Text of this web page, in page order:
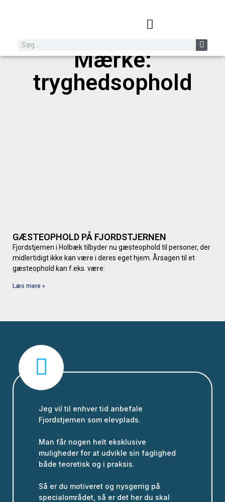
Mærke:
tryghedsophold
GÆSTEOPHOLD PÅ FJORDSTJERNEN
Fjordstjernen i Holbæk tilbyder nu gæsteophold til personer, der
midlertidigt ikke kan være i deres eget hjem. Årsagen til et
gæsteophold kan f.eks. være:
Læs mere »
Jeg vil til enhver tid anbefale
Fjordstjernen som elevplads.
Man får nogen helt eksklusive
muligheder for at udvikle sin faglighed
både teoretisk og i praksis.
Så er du motiveret og nysgerrig på
specialområdet, så er det her du skal